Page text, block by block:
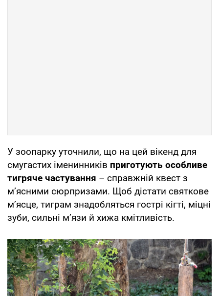
У зоопарку уточнили, що на цей вікенд для
смугастих іменинників приготують особливе
тигряче частування – справжній квест з
м’ясними сюрпризами. Щоб дістати святкове
м’ясце, тиграм знадобляться гострі кігті, міцні
зуби, сильні м’язи й хижа кмітливість.